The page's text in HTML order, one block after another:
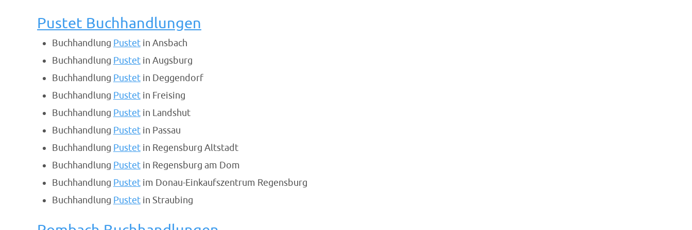
Pustet Buchhandlungen
Buchhandlung Pustetin Ansbach
Buchhandlung Pustetin Augsburg
Buchhandlung Pustetin Deggendorf
Buchhandlung Pustetin Freising
Buchhandlung Pustetin Landshut
Buchhandlung Pustetin Passau
Buchhandlung Pustetin Regensburg Altstadt
Buchhandlung Pustetin Regensburg am Dom
Buchhandlung Pustetim Donau-Einkaufszentrum Regensburg
Buchhandlung Pustetin Straubing